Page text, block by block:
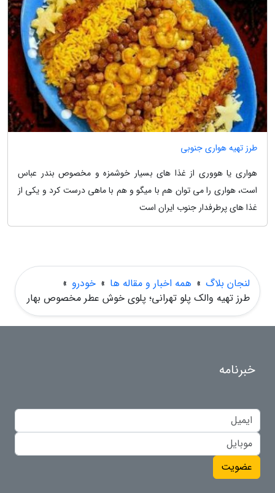
طرز تهیه هواری جنوبی
هواری یا هووری از غذا های بسیار خوشمزه و مخصوص بندر عباس
است، هواری را می توان هم با میگو و هم با ماهی درست کرد و یکی از
غذا های پرطرفدار جنوب ایران است
لنجان بلاگ » همه اخبار و مقاله ها » خودرو »
طرز تهیه والک پلو تهرانی؛ پلوی خوش عطر مخصوص بهار
خبرنامه
عضویت